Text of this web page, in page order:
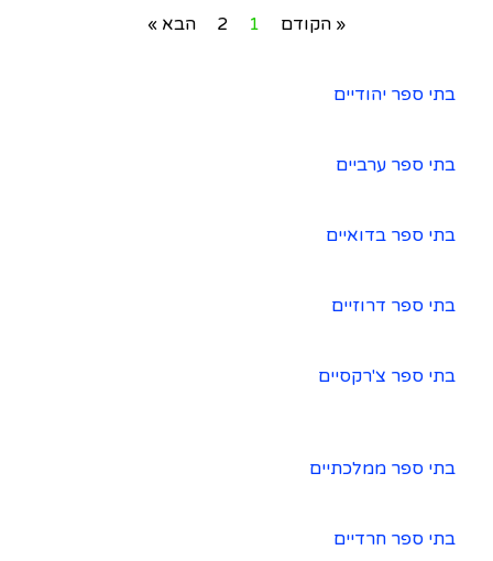
« הקודם 1
2 הבא »
בתי ספר יהודיים
בתי ספר ערביים
בתי ספר בדואיים
בתי ספר דרוזיים
בתי ספר צ'רקסיים
בתי ספר ממלכתיים
בתי ספר חרדיים